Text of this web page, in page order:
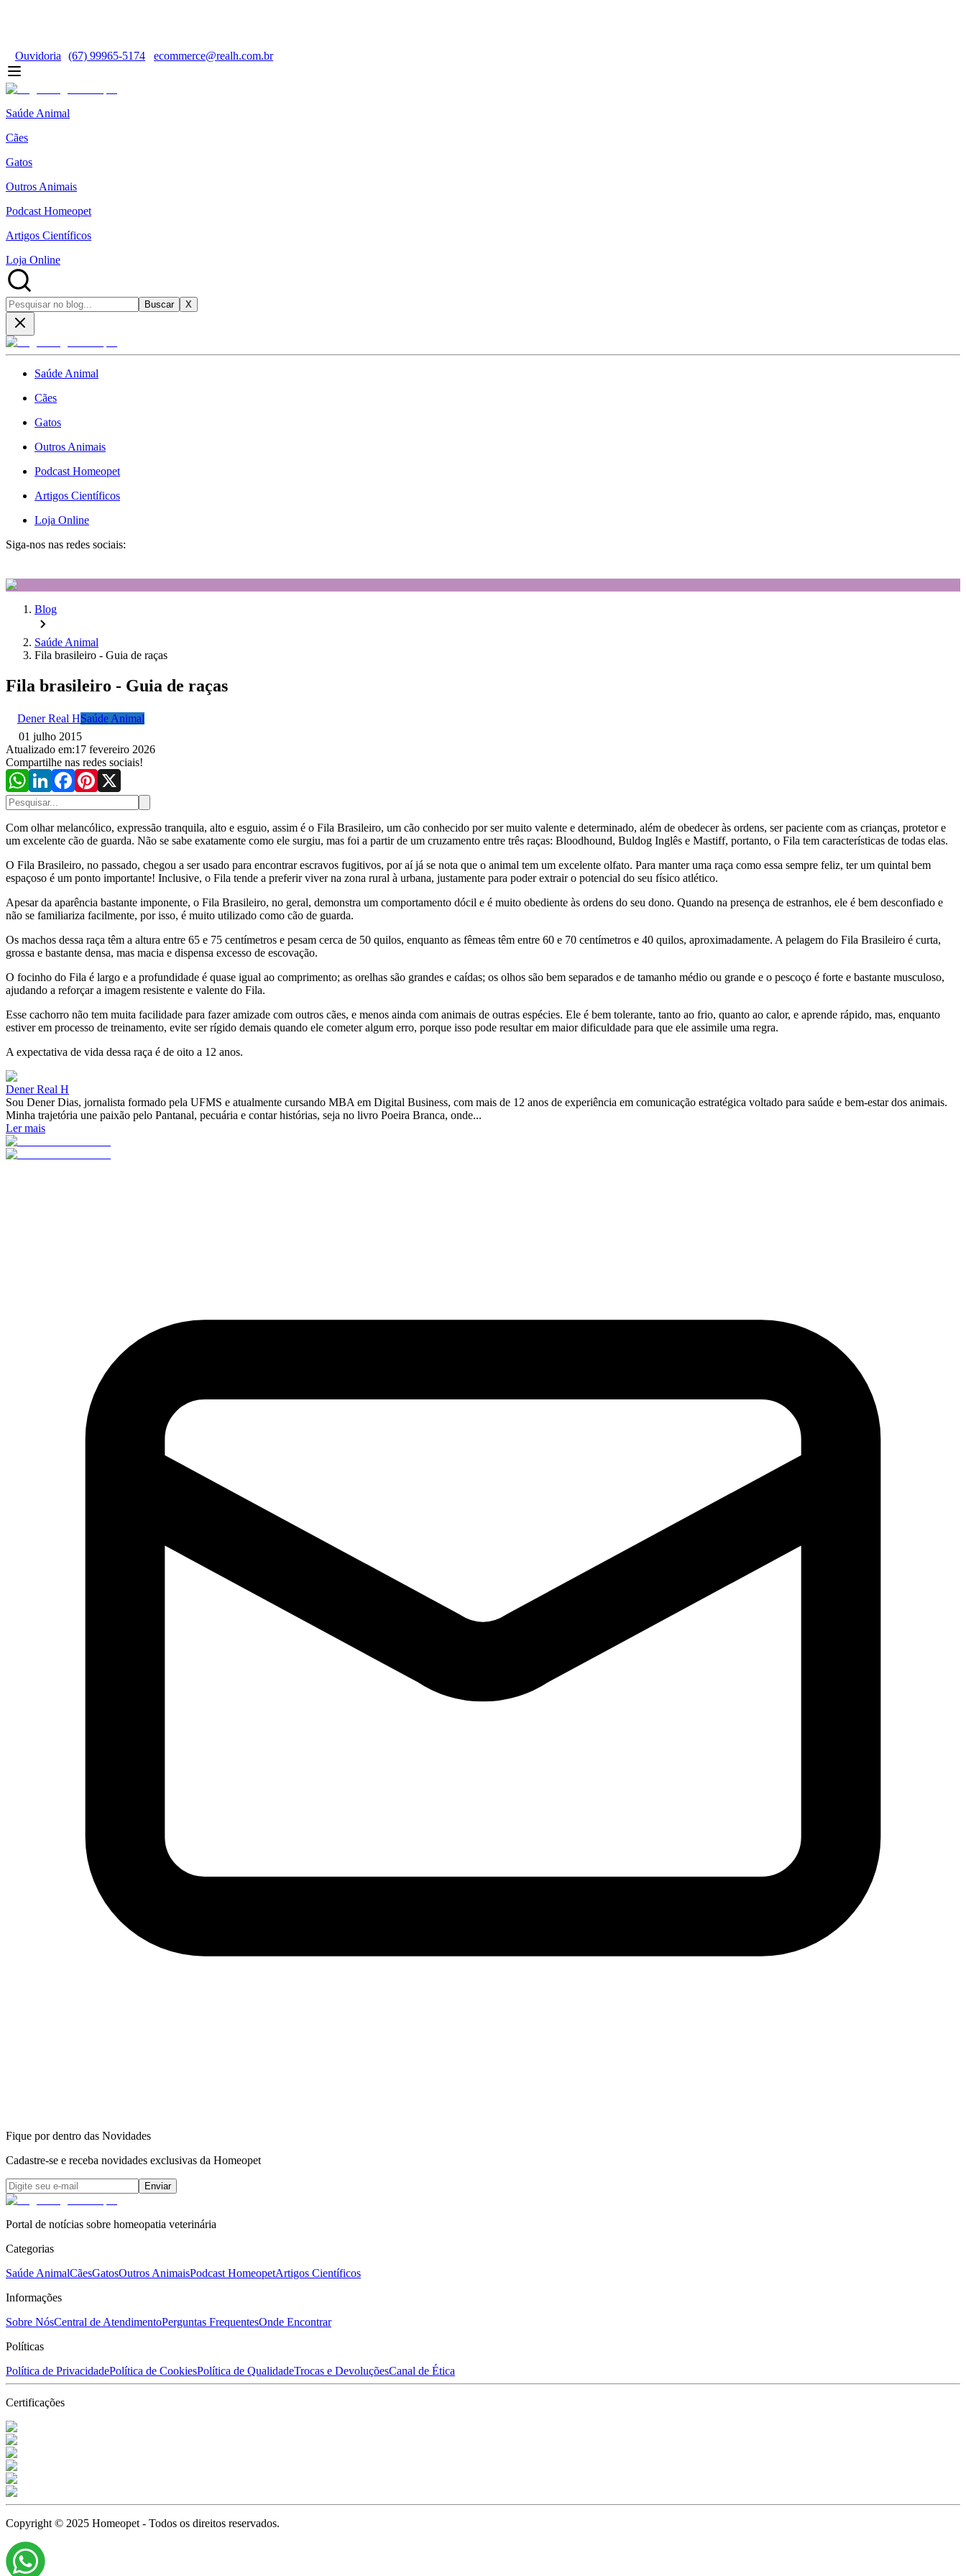
Ouvidoria (67) 99965-5174 ecommerce@realh.com.br
Saúde Animal
Cães
Gatos
Outros Animais
Podcast Homeopet
Artigos Científicos
Loja Online
Buscar X
Saúde Animal
Cães
Gatos
Outros Animais
Podcast Homeopet
Artigos Científicos
Loja Online
Siga-nos nas redes sociais:
Blog
Saúde Animal
Fila brasileiro - Guia de raças
Fila brasileiro - Guia de raças
Dener Real HSaúde Animal
01 julho 2015
Atualizado em:17 fevereiro 2026
Compartilhe nas redes sociais!
Com olhar melancólico, expressão tranquila, alto e esguio, assim é o Fila Brasileiro, um cão conhecido por ser muito valente e determinado, além de obedecer às ordens, ser paciente com as crianças, protetor e
um excelente cão de guarda. Não se sabe exatamente como ele surgiu, mas foi a partir de um cruzamento entre três raças: Bloodhound, Buldog Inglês e Mastiff, portanto, o Fila tem características de todas elas.
O Fila Brasileiro, no passado, chegou a ser usado para encontrar escravos fugitivos, por aí já se nota que o animal tem um excelente olfato. Para manter uma raça como essa sempre feliz, ter um quintal bem
espaçoso é um ponto importante! Inclusive, o Fila tende a preferir viver na zona rural à urbana, justamente para poder extrair o potencial do seu físico atlético.
Apesar da aparência bastante imponente, o Fila Brasileiro, no geral, demonstra um comportamento dócil e é muito obediente às ordens do seu dono. Quando na presença de estranhos, ele é bem desconfiado e
não se familiariza facilmente, por isso, é muito utilizado como cão de guarda.
Os machos dessa raça têm a altura entre 65 e 75 centímetros e pesam cerca de 50 quilos, enquanto as fêmeas têm entre 60 e 70 centímetros e 40 quilos, aproximadamente. A pelagem do Fila Brasileiro é curta,
grossa e bastante densa, mas macia e dispensa excesso de escovação.
O focinho do Fila é largo e a profundidade é quase igual ao comprimento; as orelhas são grandes e caídas; os olhos são bem separados e de tamanho médio ou grande e o pescoço é forte e bastante musculoso,
ajudando a reforçar a imagem resistente e valente do Fila.
Esse cachorro não tem muita facilidade para fazer amizade com outros cães, e menos ainda com animais de outras espécies. Ele é bem tolerante, tanto ao frio, quanto ao calor, e aprende rápido, mas, enquanto
estiver em processo de treinamento, evite ser rígido demais quando ele cometer algum erro, porque isso pode resultar em maior dificuldade para que ele assimile uma regra.
A expectativa de vida dessa raça é de oito a 12 anos.
Dener Real H
Sou Dener Dias, jornalista formado pela UFMS e atualmente cursando MBA em Digital Business, com mais de 12 anos de experiência em comunicação estratégica voltado para saúde e bem-estar dos animais.
Minha trajetória une paixão pelo Pantanal, pecuária e contar histórias, seja no livro Poeira Branca, onde...
Ler mais
Fique por dentro das Novidades
Cadastre-se e receba novidades exclusivas da Homeopet
Enviar
Portal de notícias sobre homeopatia veterinária
Categorias
Saúde AnimalCãesGatosOutros AnimaisPodcast HomeopetArtigos Científicos
Informações
Sobre NósCentral de AtendimentoPerguntas FrequentesOnde Encontrar
Políticas
Política de PrivacidadePolítica de CookiesPolítica de QualidadeTrocas e DevoluçõesCanal de Ética
Certificações
Copyright © 2025 Homeopet - Todos os direitos reservados.